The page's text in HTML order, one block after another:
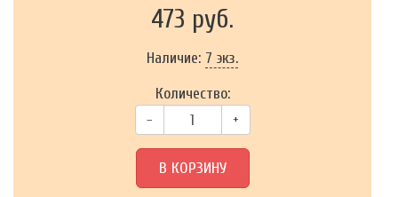
473 руб.
Наличие: 7 экз.
Количество:
– +
В КОРЗИНУ